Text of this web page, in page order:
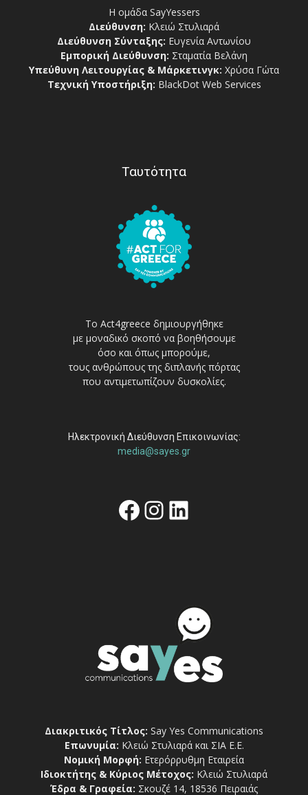
Η ομάδα SayYessers
Διεύθυνση: Κλειώ Στυλιαρά
Διεύθυνση Σύνταξης: Ευγενία Αντωνίου
Εμπορική Διεύθυνση: Σταματία Βελάνη
Υπεύθυνη Λειτουργίας & Μάρκετινγκ: Χρύσα Γώτα
Τεχνική Υποστήριξη: BlackDot Web Services
Ταυτότητα
Το Act4greece δημιουργήθηκε
με μοναδικό σκοπό να βοηθήσουμε
όσο και όπως μπορούμε,
τους ανθρώπους της διπλανής πόρτας
που αντιμετωπίζουν δυσκολίες.
Ηλεκτρονική Διεύθυνση Επικοινωνίας:
media@sayes.gr
Facebook
Instagram
Linkedin
Διακριτικός Τίτλος: Say Yes Communications
Επωνυμία: Κλειώ Στυλιαρά και ΣΙΑ Ε.Ε.
Νομική Μορφή: Ετερόρρυθμη Εταιρεία
Ιδιοκτήτης & Κύριος Μέτοχος: Κλειώ Στυλιαρά
Έδρα & Γραφεία: Σκουζέ 14, 18536 Πειραιάς